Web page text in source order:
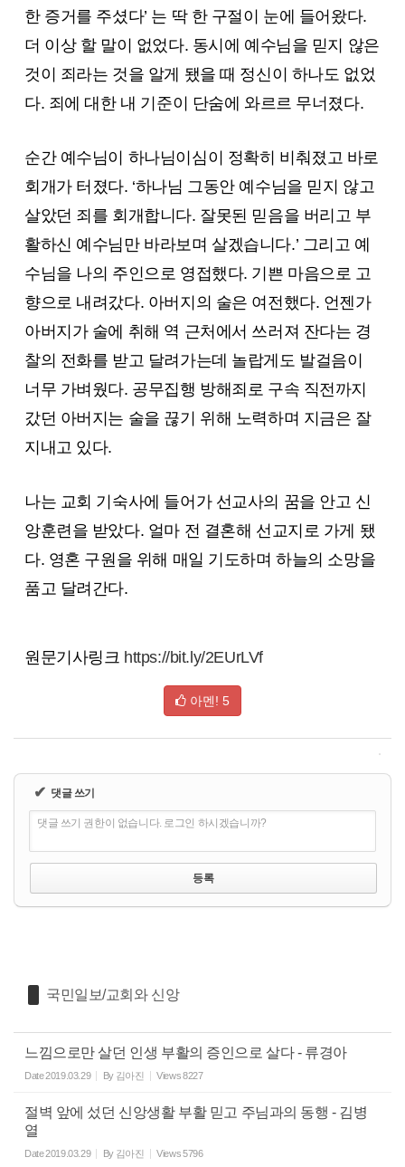
한 증거를 주셨다’ 는 딱 한 구절이 눈에 들어왔다.
더 이상 할 말이 없었다. 동시에 예수님을 믿지 않은
것이 죄라는 것을 알게 됐을 때 정신이 하나도 없었
다. 죄에 대한 내 기준이 단숨에 와르르 무너졌다.
순간 예수님이 하나님이심이 정확히 비춰졌고 바로
회개가 터졌다. ‘하나님 그동안 예수님을 믿지 않고
살았던 죄를 회개합니다. 잘못된 믿음을 버리고 부
활하신 예수님만 바라보며 살겠습니다.’ 그리고 예
수님을 나의 주인으로 영접했다. 기쁜 마음으로 고
향으로 내려갔다. 아버지의 술은 여전했다. 언젠가
아버지가 술에 취해 역 근처에서 쓰러져 잔다는 경
찰의 전화를 받고 달려가는데 놀랍게도 발걸음이
너무 가벼웠다. 공무집행 방해죄로 구속 직전까지
갔던 아버지는 술을 끊기 위해 노력하며 지금은 잘
지내고 있다.
나는 교회 기숙사에 들어가 선교사의 꿈을 안고 신
앙훈련을 받았다. 얼마 전 결혼해 선교지로 가게 됐
다. 영혼 구원을 위해 매일 기도하며 하늘의 소망을
품고 달려간다.
원문기사링크 https://bit.ly/2EUrLVf
아멘! 5
✔ 댓글 쓰기
댓글 쓰기 권한이 없습니다. 로그인 하시겠습니까?
국민일보/교회와 신앙
느낌으로만 살던 인생 부활의 증인으로 살다 - 류경아
Date2019.03.29 By 김아진 Views8227
절벽 앞에 섰던 신앙생활 부활 믿고 주님과의 동행 - 김병
열
Date2019.03.29 By 김아진 Views5796